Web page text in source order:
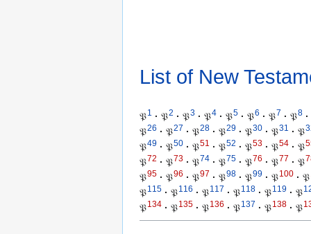
List of New
𝔓1 · 𝔓2 · 𝔓3 · 𝔓4 · 𝔓5 · 𝔓6 · 𝔓7 · 𝔓8 ·
𝔓26 · 𝔓27 · 𝔓28 · 𝔓29 · 𝔓30 · 𝔓31 · 𝔓
𝔓49 · 𝔓50 · 𝔓51 · 𝔓52 · 𝔓53 · 𝔓54 · 𝔓
𝔓72 · 𝔓73 · 𝔓74 · 𝔓75 · 𝔓76 · 𝔓77 · 𝔓
𝔓95 · 𝔓96 · 𝔓97 · 𝔓98 · 𝔓99 · 𝔓100 · 𝔓
𝔓115 · 𝔓116 · 𝔓117 · 𝔓118 · 𝔓119 · 𝔓
𝔓134 · 𝔓135 · 𝔓136 · 𝔓137 · 𝔓138 · 𝔓